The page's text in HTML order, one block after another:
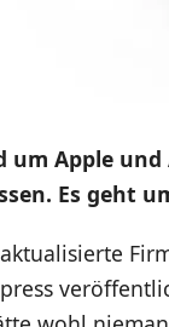
um Apple
Es geht